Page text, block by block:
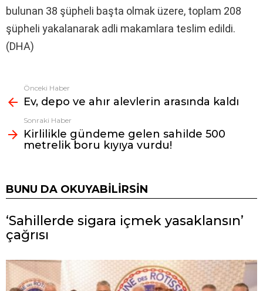
bulunan 38 şüpheli başta olmak üzere, toplam 208
şüpheli yakalanarak adli makamlara teslim edildi.
(DHA)
Fazlasına
bak
Önceki Haber
Ev, depo ve ahır alevlerin arasında kaldı
Sonraki Haber
Kirlilikle gündeme gelen sahilde 500
metrelik boru kıyıya vurdu!
BUNU DA OKUYABILIRSIN
‘Sahillerde sigara içmek yasaklansın’
çağrısı